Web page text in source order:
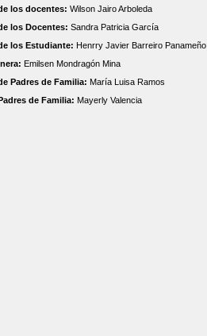
los docentes: Wilson Jairo Arboleda
los Docentes: Sandra Patricia García
los Estudiante: Henrry Javier Barreiro Panameño
Emilsen Mondragón Mina
Padres de Familia: María Luisa Ramos
de Familia: Mayerly Valencia